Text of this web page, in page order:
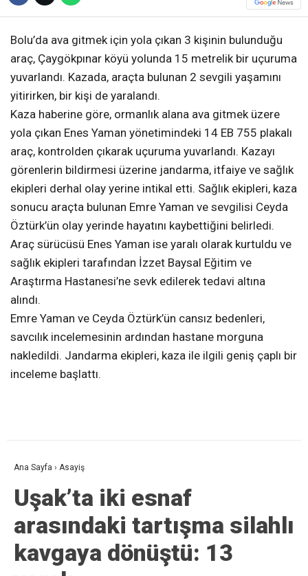
Bolu’da ava gitmek için yola çıkan 3 kişinin bulunduğu
araç, Çaygökpınar köyü yolunda 15 metrelik bir uçuruma
yuvarlandı. Kazada, araçta bulunan 2 sevgili yaşamını
yitirirken, bir kişi de yaralandı.
Kaza haberine göre, ormanlık alana ava gitmek üzere
yola çıkan Enes Yaman yönetimindeki 14 EB 755 plakalı
araç, kontrolden çıkarak uçuruma yuvarlandı. Kazayı
görenlerin bildirmesi üzerine jandarma, itfaiye ve sağlık
ekipleri derhal olay yerine intikal etti. Sağlık ekipleri, kaza
sonucu araçta bulunan Emre Yaman ve sevgilisi Ceyda
Öztürk’ün olay yerinde hayatını kaybettiğini belirledi.
Araç sürücüsü Enes Yaman ise yaralı olarak kurtuldu ve
sağlık ekipleri tarafından İzzet Baysal Eğitim ve
Araştırma Hastanesi’ne sevk edilerek tedavi altına
alındı.
Emre Yaman ve Ceyda Öztürk’ün cansız bedenleri,
savcılık incelemesinin ardından hastane morguna
nakledildi. Jandarma ekipleri, kaza ile ilgili geniş çaplı bir
inceleme başlattı.
Ana Sayfa › Asayiş
Uşak’ta iki esnaf
arasındaki tartışma silahlı
kavgaya dönüştü: 13